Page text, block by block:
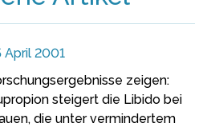
April 2001
zeigen:
steigert die Libido bei
die unter vermindertem